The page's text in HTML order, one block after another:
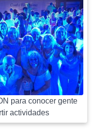
para conocer gente
actividades